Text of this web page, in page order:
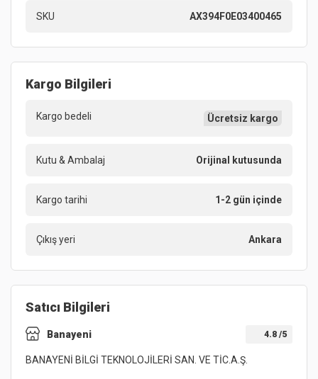
SKU AX394F0E03400465
Kargo Bilgileri
Kargo bedeli Ücretsiz kargo
Kutu & Ambalaj Orijinal kutusunda
Kargo tarihi 1-2 gün içinde
Çıkış yeri Ankara
Satıcı Bilgileri
Banayeni 4.8 /5
BANAYENİ BİLGİ TEKNOLOJİLERİ SAN. VE TİC.A.Ş.